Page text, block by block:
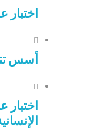
اختبار
أسس